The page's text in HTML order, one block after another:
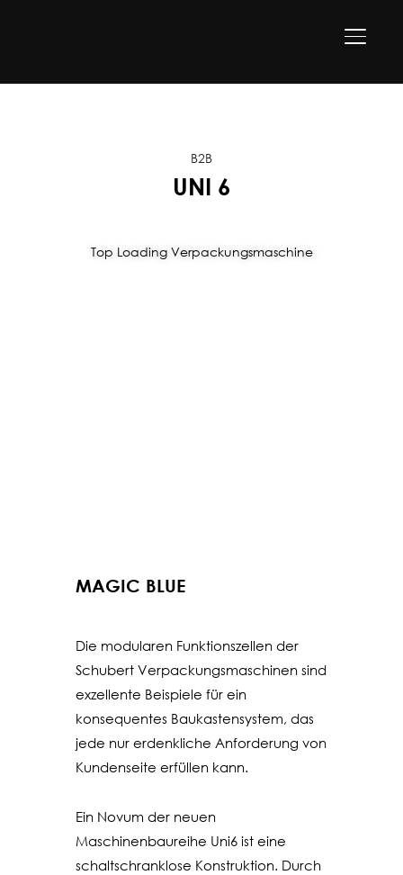
B2B
UNI 6
Top Loading Verpackungsmaschine
MAGIC BLUE
Die modularen Funktionszellen der
Schubert Verpackungsmaschinen sind
exzellente Beispiele für ein
konsequentes Baukastensystem, das
jede nur erdenkliche Anforderung von
Kundenseite erfüllen kann.
Ein Novum der neuen
Maschinenbaureihe Uni6 ist eine
schaltschranklose Konstruktion. Durch